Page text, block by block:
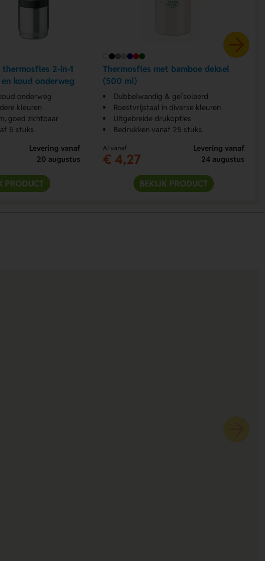
2-in-1
koud onderweg
onderweg
kleuren
goed zichtbaar
5 stuks
Levering vanaf
20 augustus
PRODUCT
Thermosfles met bamboe deksel
(500 ml)
Dubbelwandig & geïsoleerd
Roestvrijstaal in diverse kleuren
Uitgebreide drukopties
Bedrukken vanaf 25 stuks
Al vanaf
€ 4,27
Levering vanaf
24 augustus
BEKIJK PRODUCT